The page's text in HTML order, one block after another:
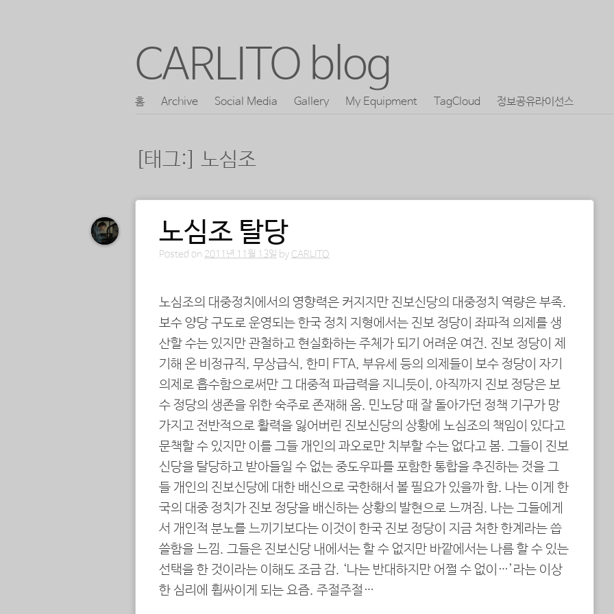
CARLITO blog
콘
로
홈 Archive Social Media Gallery My Equipment TagCloud 정보공유라이선스
[태그:] 노심조
포스트 내비게이션
노심조 탈당
Posted on 2011년 11월 13일 by CARLITO
노심조의 대중정치에서의 영향력은 커지지만 진보신당의 대중정치 역량은 부족.
보수 양당 구도로 운영되는 한국 정치 지형에서는 진보 정당이 좌파적 의제를 생
산할 수는 있지만 관철하고 현실화하는 주체가 되기 어려운 여건. 진보 정당이 제
기해 온 비정규직, 무상급식, 한미 FTA, 부유세 등의 의제들이 보수 정당이 자기
의제로 흡수함으로써만 그 대중적 파급력을 지니듯이, 아직까지 진보 정당은 보
수 정당의 생존을 위한 숙주로 존재해 옴. 민노당 때 잘 돌아가던 정책 기구가 망
가지고 전반적으로 활력을 잃어버린 진보신당의 상황에 노심조의 책임이 있다고
문책할 수 있지만 이를 그들 개인의 과오로만 치부할 수는 없다고 봄. 그들이 진보
신당을 탈당하고 받아들일 수 없는 중도우파를 포함한 통합을 추진하는 것을 그
들 개인의 진보신당에 대한 배신으로 국한해서 볼 필요가 있을까 함. 나는 이게 한
국의 대중 정치가 진보 정당을 배신하는 상황의 발현으로 느껴짐. 나는 그들에게
서 개인적 분노를 느끼기보다는 이것이 한국 진보 정당이 지금 처한 한계라는 씁
쓸함을 느낌. 그들은 진보신당 내에서는 할 수 없지만 바깥에서는 나름 할 수 있는
선택을 한 것이라는 이해도 조금 감. ‘나는 반대하지만 어쩔 수 없이…’라는 이상
한 심리에 휩싸이게 되는 요즘. 주절주절…